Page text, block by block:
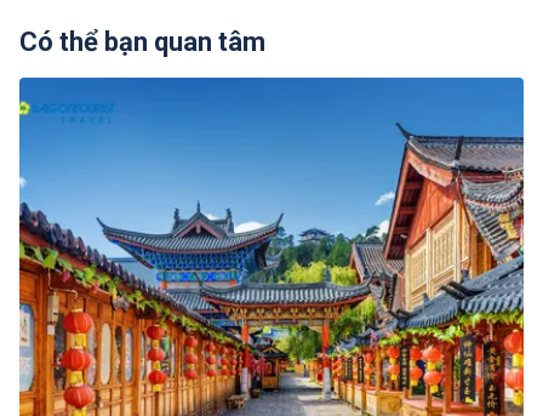
Có thể bạn quan tâm